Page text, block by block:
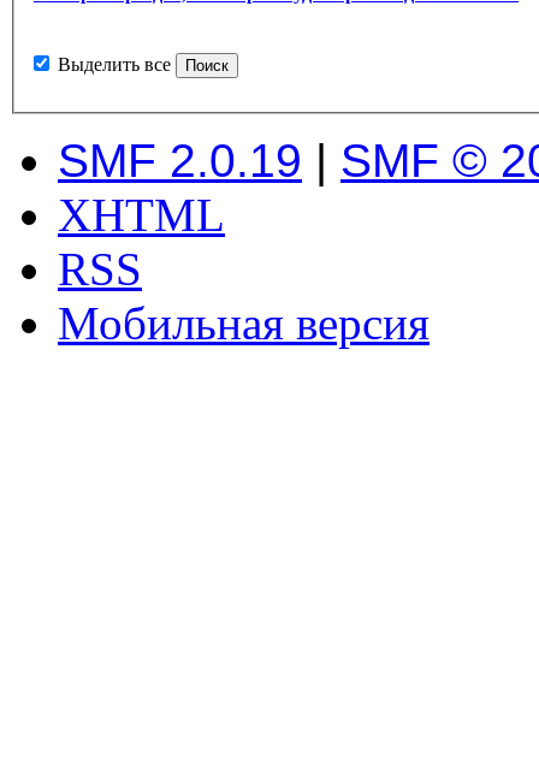
Выделить все
SMF 2.0.19 | SMF ©
XHTML
RSS
Мобильная версия